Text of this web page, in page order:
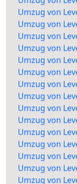
Umzug von
Umzug von
Umzug von
Umzug von
Umzug von
Umzug von
Umzug von
Umzug von
Umzug von
Umzug von
Umzug von
Umzug von
Umzug von
Umzug von
Umzug von